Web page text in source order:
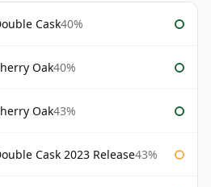
Cask40%
Oak40%
Oak43%
Cask 2023 Release43%